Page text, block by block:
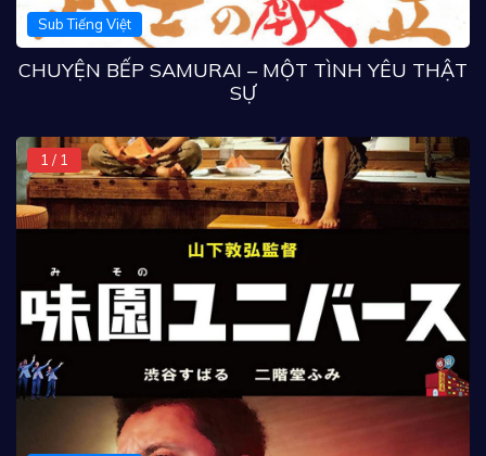
Sub Tiếng Việt
CHUYỆN BẾP SAMURAI – MỘT TÌNH YÊU THẬT
SỰ
1 / 1